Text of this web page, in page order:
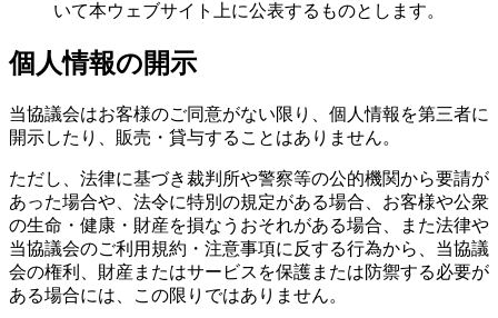
いて本ウェブサイト上に公表するものとします。
個人情報の開示
当協議会はお客様のご同意がない限り、個人情報を第三者に
開示したり、販売・貸与することはありません。
ただし、法律に基づき裁判所や警察等の公的機関から要請が
あった場合や、法令に特別の規定がある場合、お客様や公衆
の生命・健康・財産を損なうおそれがある場合、また法律や
当協議会のご利用規約・注意事項に反する行為から、当協議
会の権利、財産またはサービスを保護または防禦する必要が
ある場合には、この限りではありません。